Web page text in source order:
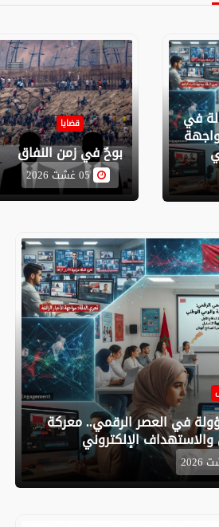
قضايا
بوحٌ في زمن النفاق
05 غشت 2026
في
في العصر الرقمي.. معركة
الإلكتروني